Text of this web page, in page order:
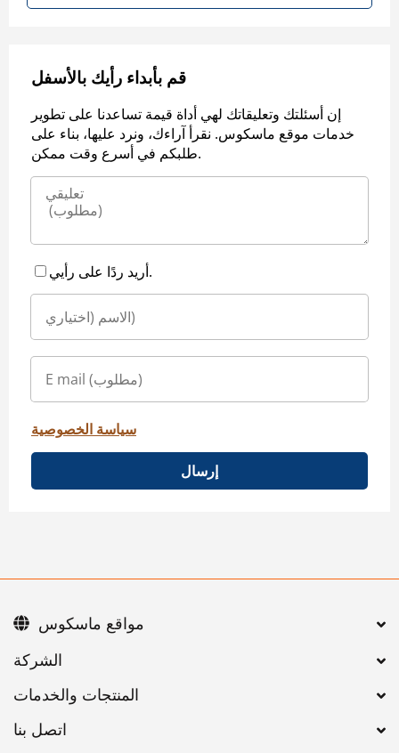
قم بأبداء رأيك بالأسفل
إن أسئلتك وتعليقاتك لهي أداة قيمة تساعدنا على تطوير
خدمات موقع ماسكوس. نقرأ آراءك، ونرد عليها، بناء على
طلبكم في أسرع وقت ممكن.
أريد ردًا على رأيي.
سياسة الخصوصية
إرسال
اتصل بنا
مواقع ماسكوس